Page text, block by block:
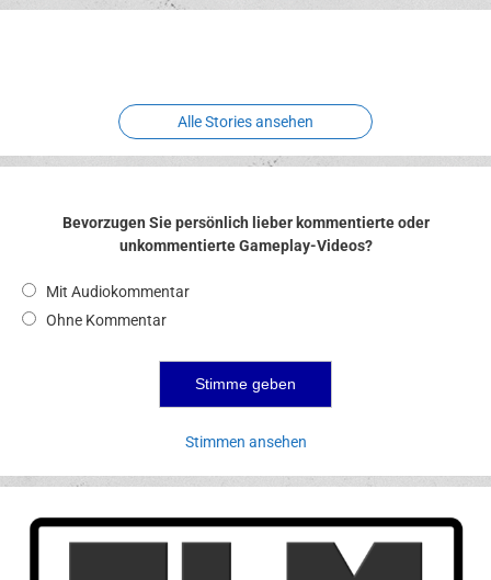
Erlebnispark
Verbotene
Alle Stories ansehen
Bevorzugen Sie persönlich lieber kommentierte oder
unkommentierte Gameplay-Videos?
Mit Audiokommentar
Ohne Kommentar
Stimmen ansehen